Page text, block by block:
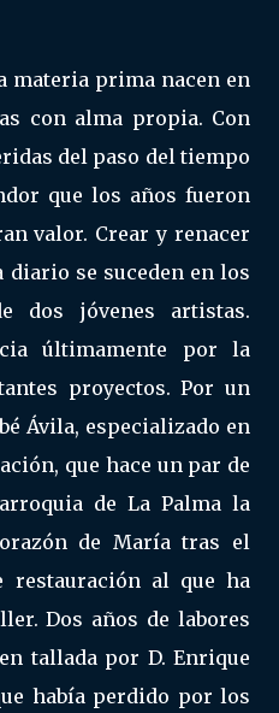
materia prima nacen en
con alma propia. Con
del paso del tiempo
que los años fueron
valor. Crear y renacer
diario se suceden en los
dos jóvenes artistas.
últimamente por la
proyectos. Por un
Ávila, especializado en
que hace un par de
de La Palma la
de María tras el
restauración al que ha
Dos años de labores
tallada por D. Enrique
había perdido por los